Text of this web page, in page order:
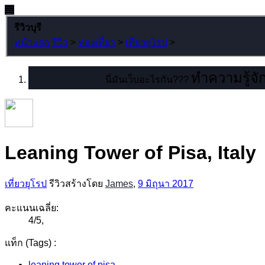
รีวิวบุรี
หน้าแรก รีวิว > ท่องเที่ยว > เที่ยวยุโรป >
นี่มันเว็บอะไรกัน??? ทำความรู้จั
Leaning Tower of Pisa, Italy
เที่ยวยุโรป รีวิวสร้างโดย James, 9 มิถุนา 2017
คะแนนเฉลี่ย:
4/5,
แท็ก (Tags) :